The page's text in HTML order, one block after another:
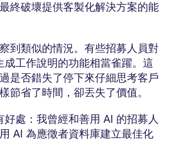
終破壞提供客製化解決方案的能
到類似的情況。有些招募人員對
成工作說明的功能相當雀躍。這
是否錯失了停下來仔細思考客戶
節省了時間，卻丟失了價值。
處：我曾經和善用 AI 的招募人
AI 為應徵者資料庫建立最佳化